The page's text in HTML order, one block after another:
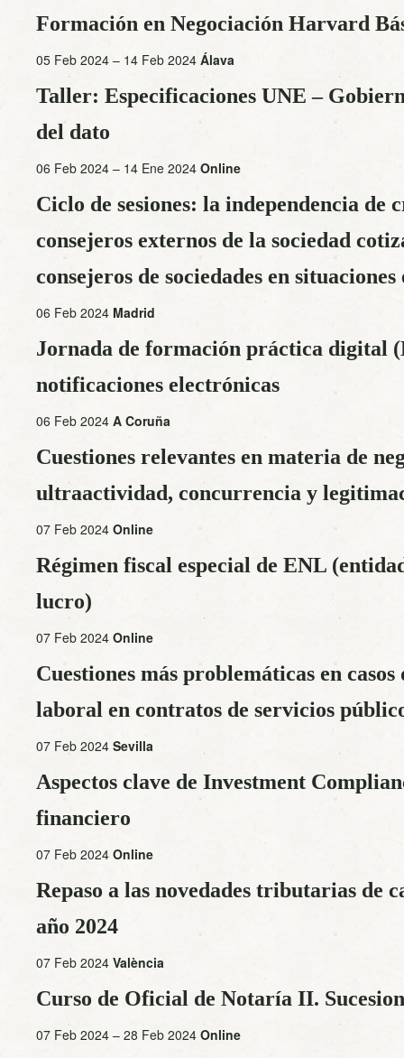
Formación en Negociación Harvard
05 Feb 2024 – 14 Feb 2024 Álava
Taller: Especificaciones UNE –
del dato
06 Feb 2024 – 14 Ene 2024 Online
Ciclo de sesiones: la independencia de
consejeros externos de la sociedad
consejeros de sociedades en situaciones
06 Feb 2024 Madrid
Jornada de formación práctica digital
notificaciones electrónicas
06 Feb 2024 A Coruña
Cuestiones relevantes en materia de
ultraactividad, concurrencia y
07 Feb 2024 Online
Régimen fiscal especial de ENL
lucro)
07 Feb 2024 Online
Cuestiones más problemáticas en
laboral en contratos de servicios
07 Feb 2024 Sevilla
Aspectos clave de Investment
financiero
07 Feb 2024 Online
Repaso a las novedades tributarias de
año 2024
07 Feb 2024 València
Curso de Oficial de Notaría II.
07 Feb 2024 – 28 Feb 2024 Online